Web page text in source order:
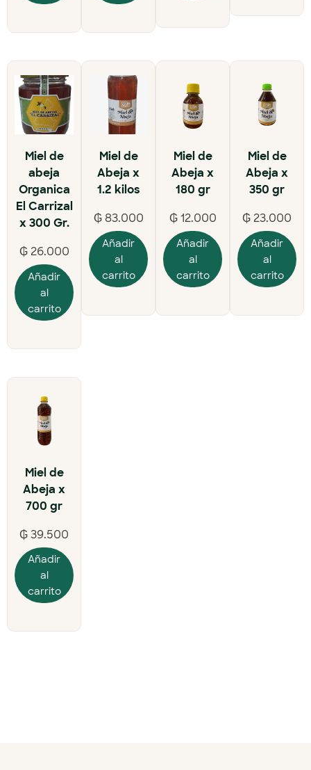
Miel de
abeja
Organica
El Carrizal
x 300 Gr.
₲26.000
Añadir
al
carrito
Miel de
Abeja x
1.2 kilos
₲83.000
Añadir
al
carrito
Miel de
Abeja x
180 gr
₲12.000
Añadir
al
carrito
Miel de
Abeja x
350 gr
₲ 23.000
Añadir
al
carrito
Miel de
Abeja x
700 gr
₲39.500
Añadir
al
carrito